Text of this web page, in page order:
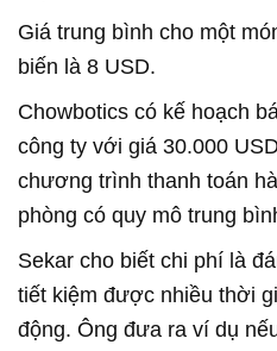
Giá trung bình cho một
biến là 8 USD.
Chowbotics có kế hoạch
công ty với giá 30.000
chương trình thanh toán
phòng có quy mô trung
Sekar cho biết chi phí là
tiết kiệm được nhiều thời
động. Ông đưa ra ví dụ